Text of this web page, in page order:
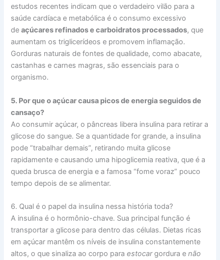
estudos recentes indicam que o verdadeiro vilão para a
saúde cardíaca e metabólica é o consumo excessivo
deaçúcares refinados e carboidratos processados, que
aumentam os triglicerídeos e promovem inflamação.
Gorduras naturais de fontes de qualidade, como abacate,
castanhas e carnes magras, são essenciais para o
organismo.
5. Por que o açúcar causa picos de energia seguidos de
cansaço?
Ao consumir açúcar, o pâncreas libera insulina para retirar a
glicose do sangue. Se a quantidade for grande, a insulina
pode “trabalhar demais”, retirando muita glicose
rapidamente e causando uma hipoglicemia reativa, que é a
queda brusca de energia e a famosa “fome voraz” pouco
tempo depois de se alimentar.
6. Qual é o papel da insulina nessa história toda?
A insulina é o hormônio-chave. Sua principal função é
transportar a glicose para dentro das células. Dietas ricas
em açúcar mantêm os níveis de insulina constantemente
altos, o que sinaliza ao corpo paraestocargordura enão